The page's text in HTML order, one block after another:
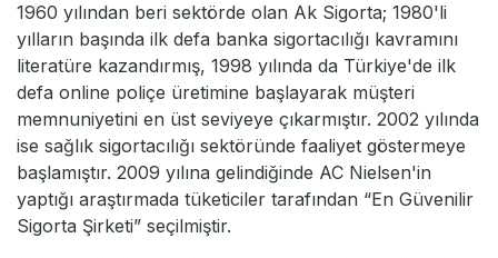
1960 yılından beri sektörde olan Ak Sigorta; 1980'li
yılların başında ilk defa banka sigortacılığı kavramını
literatüre kazandırmış, 1998 yılında da Türkiye'de ilk
defa online poliçe üretimine başlayarak müşteri
memnuniyetini en üst seviyeye çıkarmıştır. 2002 yılında
ise sağlık sigortacılığı sektöründe faaliyet göstermeye
başlamıştır. 2009 yılına gelindiğinde AC Nielsen'in
yaptığı araştırmada tüketiciler tarafından “En Güvenilir
Sigorta Şirketi” seçilmiştir.